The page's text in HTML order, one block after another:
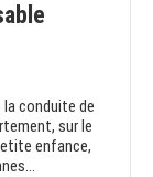
conduite de
sur le
enfance,